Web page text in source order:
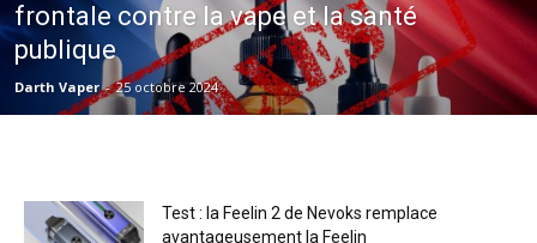
frontale contre la vape et la santé
publique
Darth Vaper - 25 octobre 2024
Test : la Feelin 2 de Nevoks remplace
avantageusement la Feelin